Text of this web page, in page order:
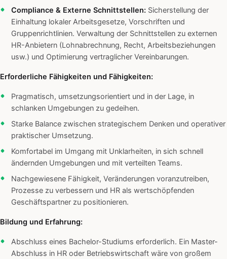
Compliance & Externe Schnittstellen: Sicherstellung der
Einhaltung lokaler Arbeitsgesetze, Vorschriften und
Gruppenrichtlinien. Verwaltung der Schnittstellen zu externen
HR-Anbietern (Lohnabrechnung, Recht, Arbeitsbeziehungen
usw.) und Optimierung vertraglicher Vereinbarungen.
Erforderliche Fähigkeiten und Fähigkeiten:
Pragmatisch, umsetzungsorientiert und in der Lage, in
schlanken Umgebungen zu gedeihen.
Starke Balance zwischen strategischem Denken und operativer
praktischer Umsetzung.
Komfortabel im Umgang mit Unklarheiten, in sich schnell
ändernden Umgebungen und mit verteilten Teams.
Nachgewiesene Fähigkeit, Veränderungen voranzutreiben,
Prozesse zu verbessern und HR als wertschöpfenden
Geschäftspartner zu positionieren.
Bildung und Erfahrung:
Abschluss eines Bachelor-Studiums erforderlich. Ein Master-
Abschluss in HR oder Betriebswirtschaft wäre von großem